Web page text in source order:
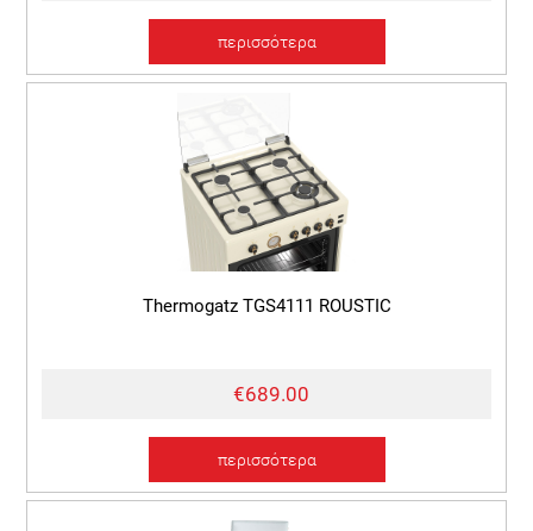
περισσότερα
Thermogatz TGS4111 ROUSTIC
€689.00
περισσότερα